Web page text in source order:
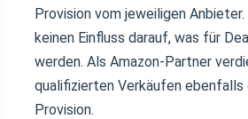
Provision vom jeweiligen
keinen Einfluss darauf, was für
werden. Als Amazon-Partner
qualifizierten Verkäufen ebenfalls
Provision.